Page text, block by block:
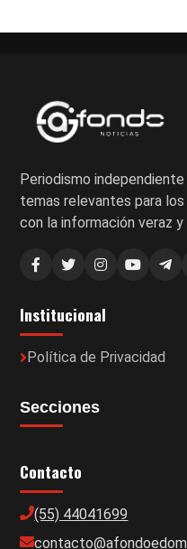
Periodismo
temas relevantes para
con la información veraz
Institucional
Política de Privacidad
Secciones
Contacto
(55) 44041699